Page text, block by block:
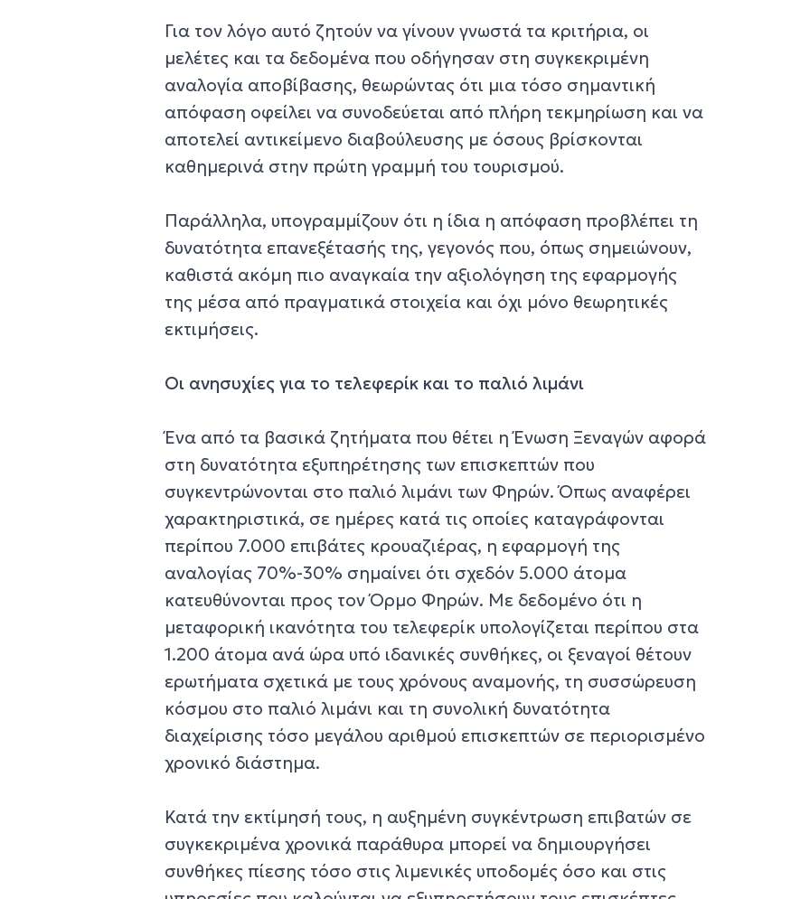
Για τον λόγο αυτό ζητούν να γίνουν γνωστά τα κριτήρια, οι
μελέτες και τα δεδομένα που οδήγησαν στη συγκεκριμένη
αναλογία αποβίβασης, θεωρώντας ότι μια τόσο σημαντική
απόφαση οφείλει να συνοδεύεται από πλήρη τεκμηρίωση και να
αποτελεί αντικείμενο διαβούλευσης με όσους βρίσκονται
καθημερινά στην πρώτη γραμμή του τουρισμού.
Παράλληλα, υπογραμμίζουν ότι η ίδια η απόφαση προβλέπει τη
δυνατότητα επανεξέτασής της, γεγονός που, όπως σημειώνουν,
καθιστά ακόμη πιο αναγκαία την αξιολόγηση της εφαρμογής
της μέσα από πραγματικά στοιχεία και όχι μόνο θεωρητικές
εκτιμήσεις.
Οι ανησυχίες για το τελεφερίκ και το παλιό λιμάνι
Ένα από τα βασικά ζητήματα που θέτει η Ένωση Ξεναγών αφορά
στη δυνατότητα εξυπηρέτησης των επισκεπτών που
συγκεντρώνονται στο παλιό λιμάνι των Φηρών. Όπως αναφέρει
χαρακτηριστικά, σε ημέρες κατά τις οποίες καταγράφονται
περίπου 7.000 επιβάτες κρουαζιέρας, η εφαρμογή της
αναλογίας 70%-30% σημαίνει ότι σχεδόν 5.000 άτομα
κατευθύνονται προς τον Όρμο Φηρών. Με δεδομένο ότι η
μεταφορική ικανότητα του τελεφερίκ υπολογίζεται περίπου στα
1.200 άτομα ανά ώρα υπό ιδανικές συνθήκες, οι ξεναγοί θέτουν
ερωτήματα σχετικά με τους χρόνους αναμονής, τη συσσώρευση
κόσμου στο παλιό λιμάνι και τη συνολική δυνατότητα
διαχείρισης τόσο μεγάλου αριθμού επισκεπτών σε περιορισμένο
χρονικό διάστημα.
Κατά την εκτίμησή τους, η αυξημένη συγκέντρωση επιβατών σε
συγκεκριμένα χρονικά παράθυρα μπορεί να δημιουργήσει
συνθήκες πίεσης τόσο στις λιμενικές υποδομές όσο και στις